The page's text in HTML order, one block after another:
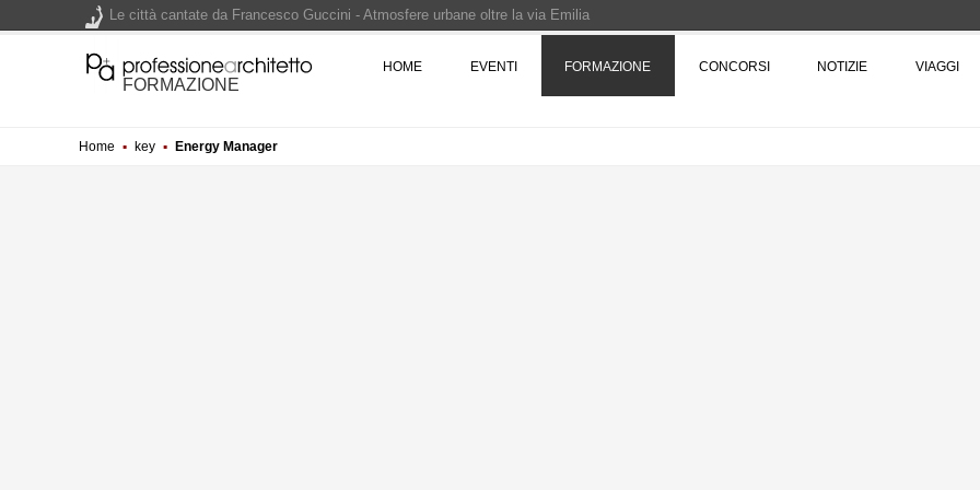
FORMAZIONE
HOME EVENTI FORMAZIONE CONCORSI NOTIZIE VIAGGI
Home ▪ key ▪ Energy Manager
Le città cantate da Francesco Guccini - Atmosfere urbane oltre la via Emilia
200 manifesti per i 200 anni di Carlo Collodi, creatore di Pinocchio - Call di grafica promossa dal Museo MAGMA per la realizzazione di